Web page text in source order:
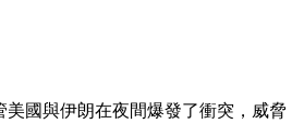
國與伊朗在夜間爆發了衝突，威脅